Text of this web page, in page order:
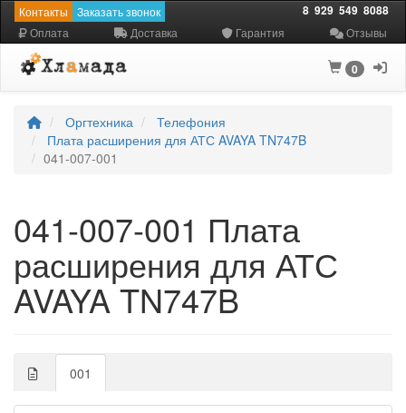
Контакты Заказать звонок 8 929 549 8088
Оплата Доставка Гарантия Отзывы
0
Оргтехника
Телефония
Плата расширения для АТС AVAYA TN747B
041-007-001
041-007-001 Плата
расширения для АТС
AVAYA TN747B
001